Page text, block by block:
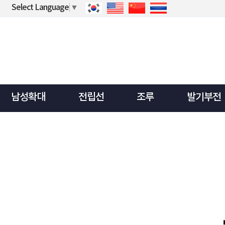
Select Language ▼
남성확대 전립선 조루 발기부전